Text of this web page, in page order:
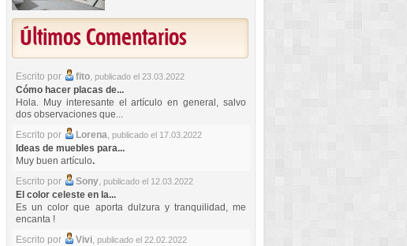
Últimos Comentarios
Escrito por fito, publicado el 23.03.2022
Cómo hacer placas de...
Hola. Muy interesante el artículo en general, salvo
dos observaciones que...
Escrito por
Lorena, publicado el 17.03.2022
Ideas de muebles para...
Muy buen artículo.
Escrito por
Sony, publicado el 12.03.2022
El color celeste en la...
Es un color que aporta dulzura y tranquilidad, me
encanta !
Escrito por
Vivi, publicado el 22.02.2022